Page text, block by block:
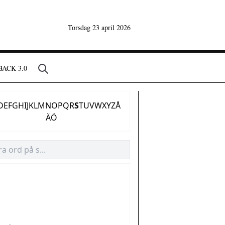
Torsdag 23 april 2026
3.0
EFGHIJKLMNOPQRSTUVWXYZÅ
ÄÖ